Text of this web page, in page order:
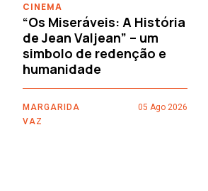
CINEMA
“Os Miseráveis: A História
de Jean Valjean” – um
simbolo de redenção e
humanidade
MARGARIDA
VAZ
05 Ago 2026